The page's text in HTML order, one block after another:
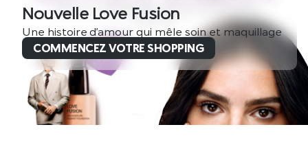
Nouvelle Love Fusion
Une histoire d’amour qui mêle soin et maquillage
COMMENCEZ VOTRE SHOPPING